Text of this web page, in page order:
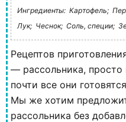
Ингредиенты: Картофель;
Лук; Чеснок; Соль, специи;
Рецептов
— рассольника,
почти все они
Мы же хотим
рассольника без